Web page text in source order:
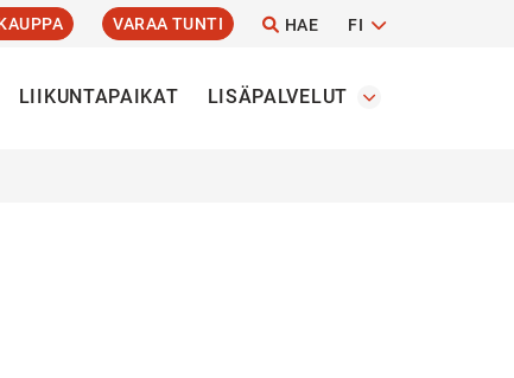
VARAA TUNTI HAE FI
LIIKUNTAPAIKAT LISÄPALVELUT